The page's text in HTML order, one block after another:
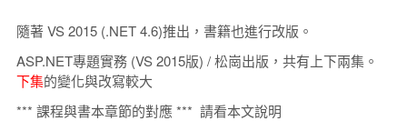
隨著 VS 2015 (.NET 4.6)推出，書籍也進行改版。
ASP.NET專題實務 (VS 2015版) / 松崗出版，共有上下兩集。
下集的變化與改寫較大
*** 課程與書本章節的對應 *** 請看本文說明